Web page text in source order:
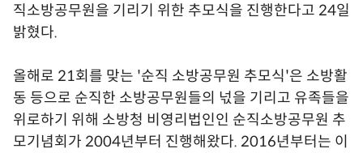
직소방공무원을 기리기 위한 추모식을 진행한다고 24일
밝혔다.
올해로 21회를 맞는 '순직 소방공무원 추모식'은 소방활
동 등으로 순직한 소방공무원들의 넋을 기리고 유족들을
위로하기 위해 소방청 비영리법인인 순직소방공무원 추
모기념회가 2004년부터 진행해왔다. 2016년부터는 이